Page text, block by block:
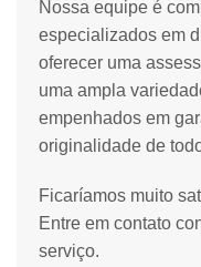
Nossa equipe é
especializados em
oferecer uma
uma ampla
empenhados em
originalidade de
Ficaríamos muito
Entre em contato
serviço.